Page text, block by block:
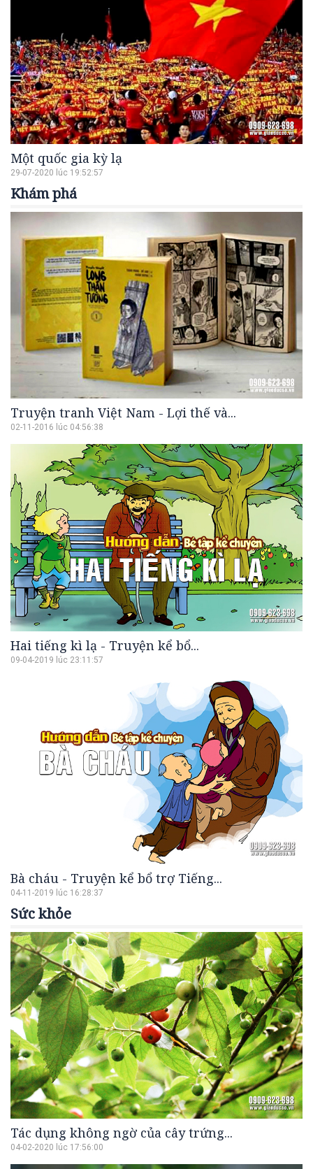
Một quốc gia kỳ lạ
29-07-2020 lúc 19:52:57
Khám phá
Truyện tranh Việt Nam - Lợi thế và...
02-11-2016 lúc 04:56:38
Hai tiếng kì lạ - Truyện kể bổ...
09-04-2019 lúc 23:11:57
Bà cháu - Truyện kể bổ trợ Tiếng...
04-11-2019 lúc 16:28:37
Sức khỏe
Tác dụng không ngờ của cây trứng...
04-02-2020 lúc 17:56:00